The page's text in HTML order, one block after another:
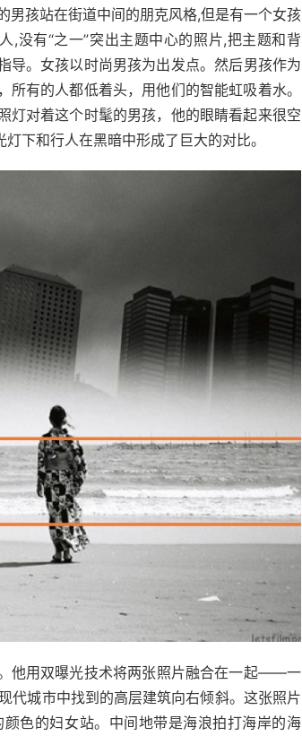
男孩站在街道中间的朋克风格,但是有一个女孩
,没有“之一”突出主题中心的照片,把主题和背
导。 女孩以时尚男孩为出发点。然后男孩作为
所有的人都低着头，用他们的智能虹吸着水。
灯对着这个时髦的男孩，他的眼睛看起来很空
灯下和行人在黑暗中形成了巨大的对比。
他用双曝光技术将两张照片融合在一起——一
代城市中找到的高层建筑向右倾斜。 这张照片
色的妇女站。 中间地带是海浪拍打海岸的海